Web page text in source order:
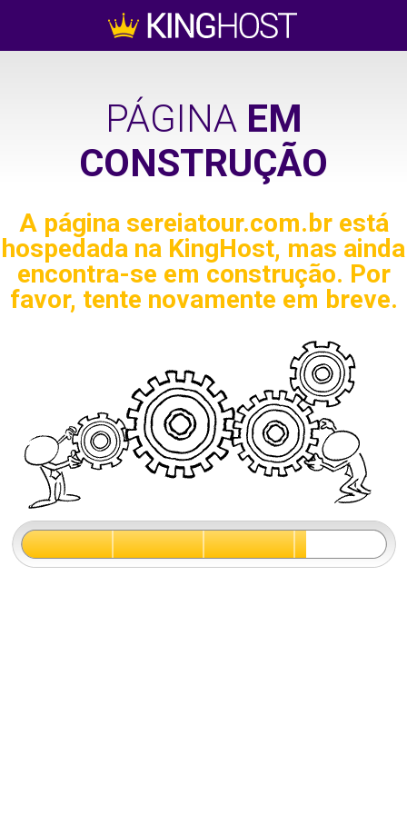
PÁGINA EM
CONSTRUÇÃO
A página sereiatour.com.brestá
hospedada na KingHost, mas ainda
encontra-se em construção. Por
favor, tente novamente em breve.